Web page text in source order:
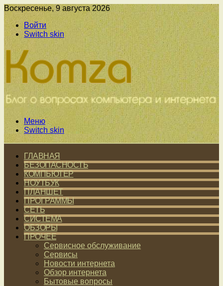
Воскресенье, 9 августа 2026
Войти
Switch skin
Меню
Switch skin
ГЛАВНАЯ
БЕЗОПАСНОСТЬ
КОМПЬЮТЕР
НОУТБУК
ПЛАНШЕТ
ПРОГРАММЫ
СЕТЬ
СИСТЕМА
ОБЗОРЫ
ПРОЧЕЕ
Сервисное обслуживание
Сервисы
Новости интернета
Обзор интернета
Бытовые вопросы